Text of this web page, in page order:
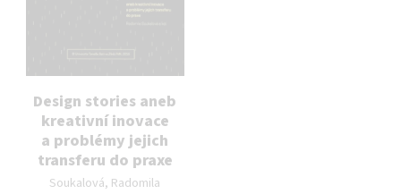
Design stories aneb
kreativní inovace
a problémy jejich
transferu do praxe
Autor publikace:
Soukalová, Radomila